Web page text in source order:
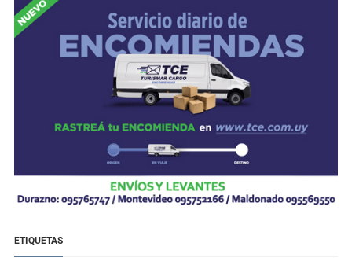
ETIQUETAS